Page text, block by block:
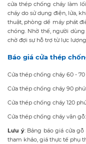
cửa thép chống cháy làm
cháy do sử dụng điện, lửa,
thuật, phòng dể máy phát
chóng. Nhờ thế, người
chờ đợi sự hỗ trợ từ lực
Báo giá cửa thép
Cửa thép chống cháy 60 -
Cửa thép chống cháy 90
Cửa thép chống cháy 120
Cửa thép chống cháy vân
Lưu ý: Bảng báo giá cửa gỗ
tham khảo, giá thực tế phụ